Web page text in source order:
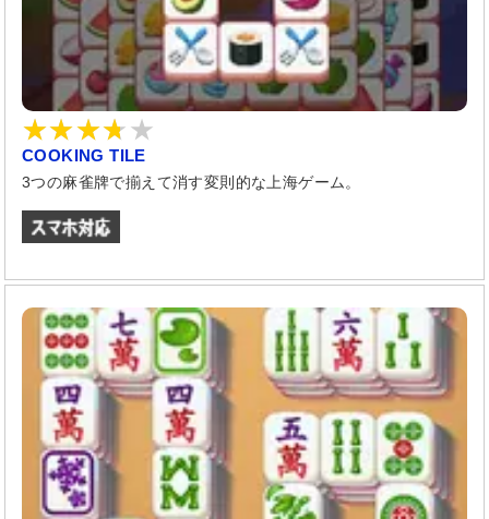
COOKING TILE
3つの麻雀牌で揃えて消す変則的な上海ゲーム。